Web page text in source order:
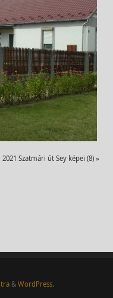
2021 Szatmári út Sey képei (8) »
& WordPress.